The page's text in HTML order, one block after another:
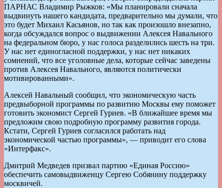
ПАРНАС Владимир Рыжков: «Мы планировали сначала
выдвинуть нашего кандидата, предварительно мы думали, что
это будет Михаил Касьянов, но так как произошло внезапно,
когда обсуждался вопрос о выдвижении Алексея Навального
на федеральном бюро, у нас голоса разделились шесть на три.
У нас нет единогласной поддержки, у нас нет никаких
сомнений, что все уголовные дела, которые сейчас заведены
против Алексея Навального, являются политически
мотивированными».
Алексей Навальный сообщил, что экономическую часть
предвыборной программы по развитию Москвы ему поможет
готовить экономист Сергей Гуриев. «В ближайшее время мы
предложим свою подробную программу развития города.
Кстати, Сергей Гуриев согласился работать над
экономической частью программы», — приводит его слова
«Интерфакс».
Дмитрий Медведев призвал партию «Единая Россию»
обеспечить самовыдвиженцу Сергею Собянину поддержку
москвичей.